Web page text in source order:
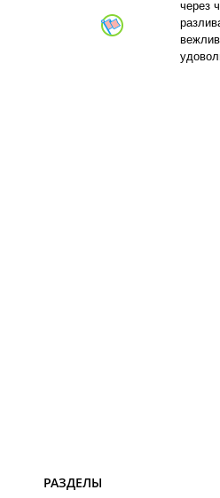
через
РАЗДЕЛЫ